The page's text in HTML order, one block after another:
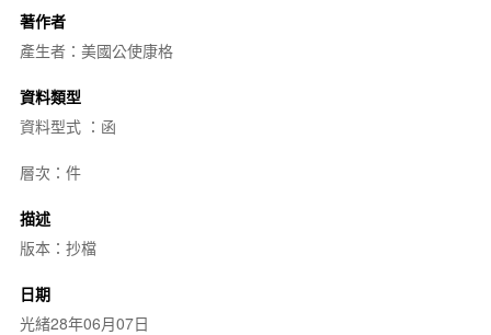
著作者
產生者：美國公使康格
資料類型
資料型式 ：函
層次：件
描述
版本：抄檔
日期
光緒28年06月07日